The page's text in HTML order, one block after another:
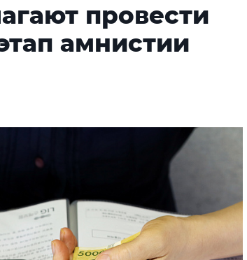
провести
амнистии